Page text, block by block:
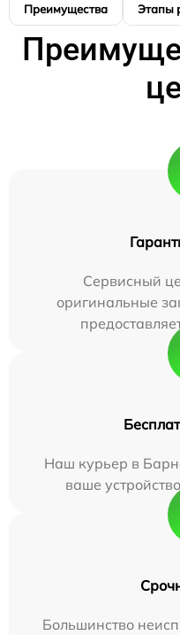
Преимущества Этапы
Сервисный
оригинальные
Наш курьер в
ваше
Большинство